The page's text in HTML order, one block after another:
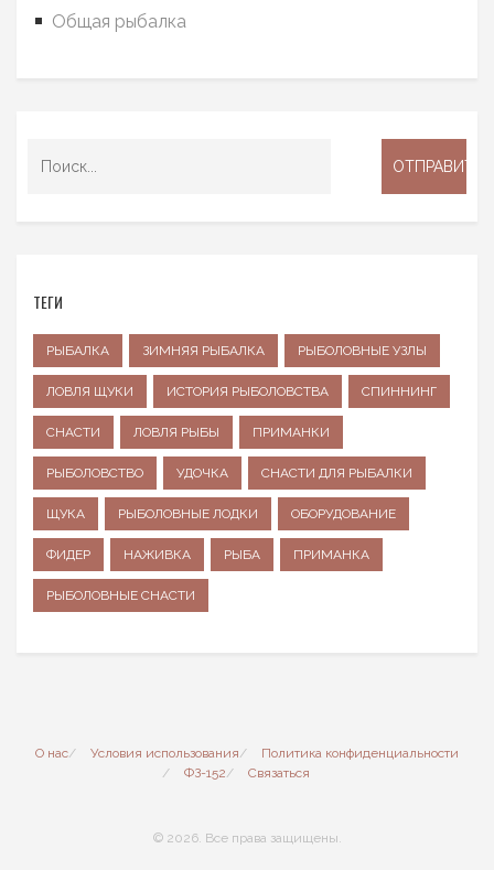
Общая рыбалка
ТЕГИ
РЫБАЛКА ЗИМНЯЯ РЫБАЛКА РЫБОЛОВНЫЕ УЗЛЫ
ЛОВЛЯ ЩУКИ ИСТОРИЯ РЫБОЛОВСТВА СПИННИНГ
СНАСТИ ЛОВЛЯ РЫБЫ ПРИМАНКИ
РЫБОЛОВСТВО УДОЧКА СНАСТИ ДЛЯ РЫБАЛКИ
ЩУКА РЫБОЛОВНЫЕ ЛОДКИ ОБОРУДОВАНИЕ
ФИДЕР НАЖИВКА РЫБА ПРИМАНКА
РЫБОЛОВНЫЕ СНАСТИ
О нас Условия использования
Политика конфиденциальности
ФЗ-152
Связаться
© 2026. Все права защищены.